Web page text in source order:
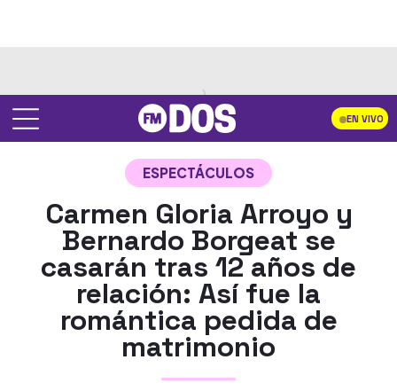
EN VIVO
ESPECTÁCULOS
Carmen Gloria Arroyo y
Bernardo Borgeat se
casarán tras 12 años de
relación: Así fue la
romántica pedida de
matrimonio